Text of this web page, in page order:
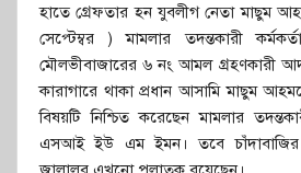
হাতে গ্রেফতার হন যুবলীগ নেতা মাছুম
সেপ্টেম্বর ) মামলার তদন্তকারী
মৌলভীবাজারের ৬ নং আমল গ্রহণকারী
কারাগারে থাকা প্রধান আসামি মাছুম
বিষয়টি নিশ্চিত করেছেন মামলার
এসআই ইউ এম ইমন। তবে